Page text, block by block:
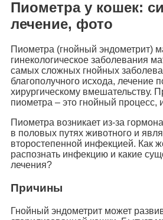
Пиометра у кошек:
лечение, фото
Пиометра (гнойный эндометрит)
гинекологическое заболевания
самых сложных гнойных
благополучного исхода, лечение
хирургическому вмешательству.
пиометра – это гнойный процесс,
Пиометра возникает из-за
в половых путях животного и
второстепенной инфекцией. Как
распознать инфекцию и какие
лечения?
Причины
Гнойный эндометрит может